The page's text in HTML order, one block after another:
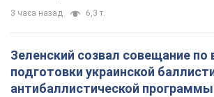
3 часа назад 6,3 т.
Зеленский созвал совещание по
подготовки украинской
антибаллистической программы